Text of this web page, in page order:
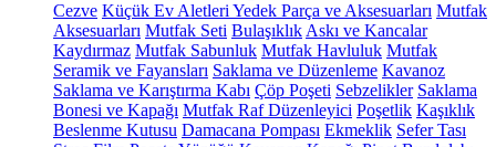
Cezve Küçük Ev Aletleri Yedek Parça ve Aksesuarları Mutfak
Aksesuarları Mutfak Seti Bulaşıklık Askı ve Kancalar
Kaydırmaz Mutfak Sabunluk Mutfak Havluluk Mutfak
Seramik ve Fayansları Saklama ve Düzenleme Kavanoz
Saklama ve Karıştırma Kabı Çöp Poşeti Sebzelikler Saklama
Bonesi ve Kapağı Mutfak Raf Düzenleyici Poşetlik Kaşıklık
Beslenme Kutusu Damacana Pompası Ekmeklik Sefer Tası